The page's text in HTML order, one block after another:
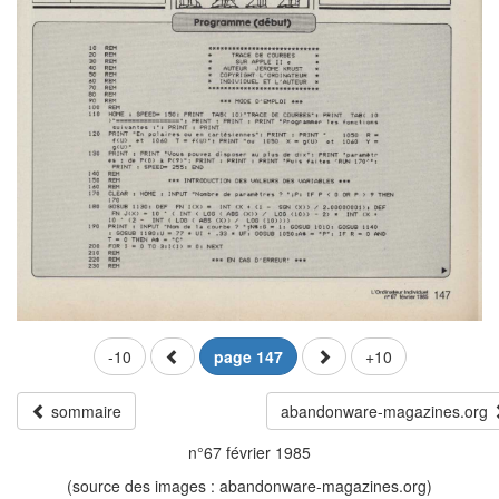
-10 page 147 +10
sommaire
abandonware-magazines.org
n°67 février 1985
(source des images : abandonware-magazines.org)